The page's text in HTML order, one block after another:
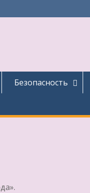
Безопасность